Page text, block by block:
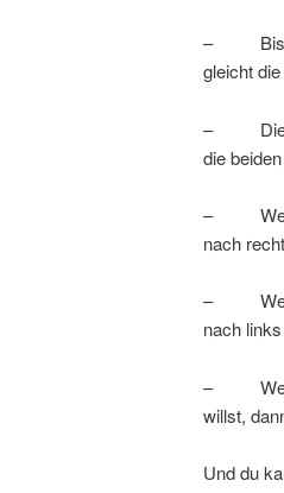
– Bist du
gleicht
– Die
die
–
nach
– Wenn
nach links
–
willst,
Und du